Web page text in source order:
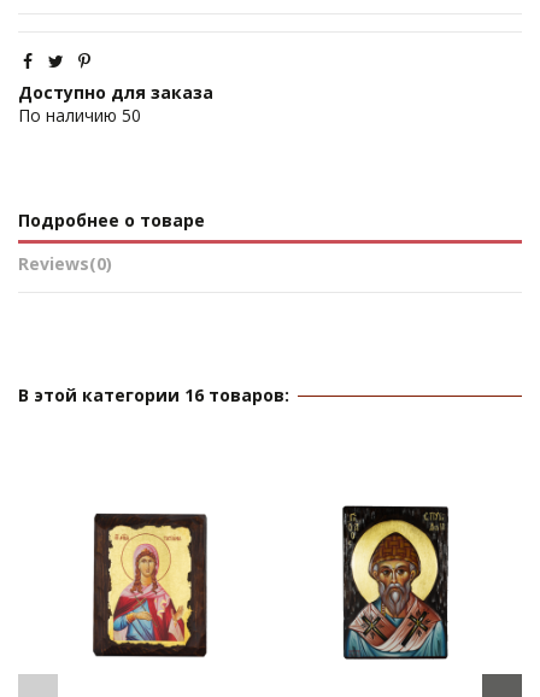
Доступно для заказа
По наличию 50
Подробнее о товаре
Reviews(0)
В этой категории 16 товаров: